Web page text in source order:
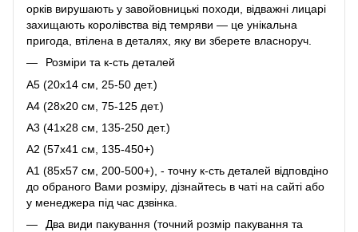
орків вирушають у завойовницькі походи, відважні лицарі
захищають королівства від темряви — це унікальна
пригода, втілена в деталях, яку ви зберете власноруч.
Розміри та к-сть деталей
A5 (20х14 см, 25-50 дет.)
A4 (28x20 см, 75-125 дет.)
A3 (41х28 см, 135-250 дет.)
A2 (57х41 см, 135-450+)
A1 (85х57 см, 200-500+), - точну к-сть деталей відповдіно
до обраного Вами розміру, дізнайтесь в чаті на сайті або
у менеджера під час дзвінка.
Два види пакування (точний розмір пакування та